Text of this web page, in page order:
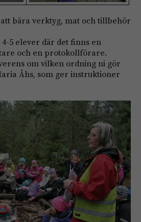
bära verktyg, mat och tillbehör
5 elever där det finns en
och en protokollförare.
om vilken ordning ni gör
Åhs, som ger instruktioner